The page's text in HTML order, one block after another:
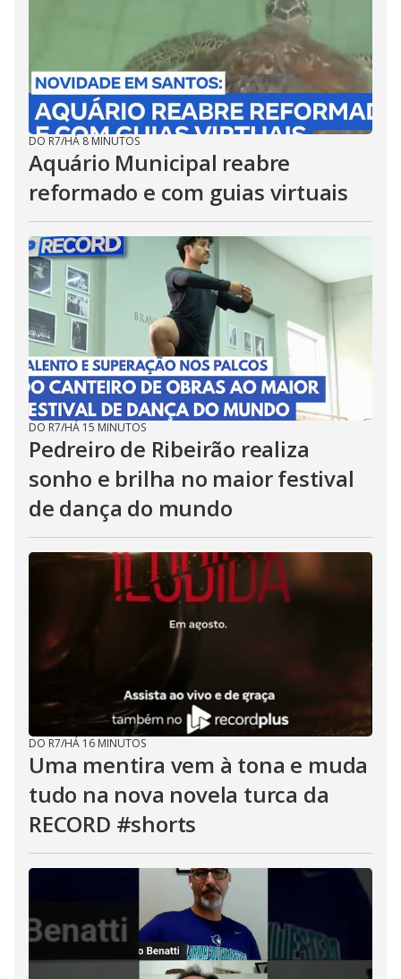
DO R7/HÁ 8 MINUTOS
Aquário Municipal reabre
reformado e com guias virtuais
DO R7/HÁ 15 MINUTOS
Pedreiro de Ribeirão realiza
sonho e brilha no maior festival
de dança do mundo
DO R7/HÁ 16 MINUTOS
Uma mentira vem à tona e muda
tudo na nova novela turca da
RECORD #shorts